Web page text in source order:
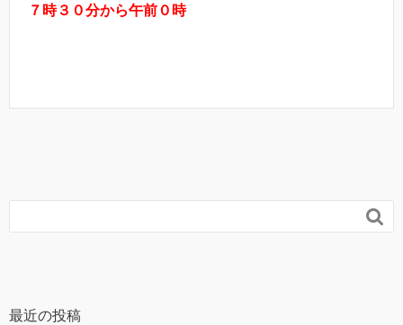
７時３０分から午前０時

最近の投稿